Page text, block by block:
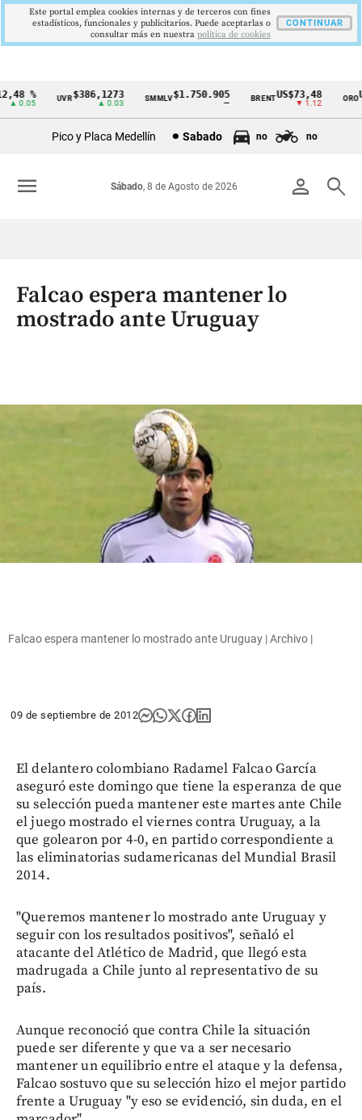
Cintillo
Colombia
%
0.05
UVR$386,1273
▲ 0.03
SMMLV$1.750.905 BRENTUS$73,48
▼ 1.12
ORO
Pico y Placa Medellín Sabado no no
person search
Sábado, 8 de Agosto de 2026
menu
Falcao espera mantener lo
mostrado ante Uruguay
Falcao espera mantener lo mostrado ante Uruguay | Archivo |
09 de septiembre de 2012
El delantero colombiano Radamel Falcao García
aseguró este domingo que tiene la esperanza de que
su selección pueda mantener este martes ante Chile
el juego mostrado el viernes contra Uruguay, a la
que golearon por 4-0, en partido correspondiente a
las eliminatorias sudamericanas del Mundial Brasil
2014.
"Queremos mantener lo mostrado ante Uruguay y
seguir con los resultados positivos", señaló el
atacante del Atlético de Madrid, que llegó esta
madrugada a Chile junto al representativo de su
país.
Aunque reconoció que contra Chile la situación
puede ser diferente y que va a ser necesario
mantener un equilibrio entre el ataque y la defensa,
Falcao sostuvo que su selección hizo el mejor partido
frente a Uruguay "y eso se evidenció, sin duda, en el
Este portal emplea cookies internas y de terceros con fines
estadísticos, funcionales y publicitarios. Puede aceptarlas o
consultar más en nuestra politica de cookies
CONTINUAR